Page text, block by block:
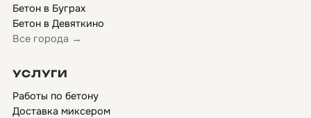
Бетон в Буграх
Бетон в Девяткино
Все города →
УСЛУГИ
Работы по бетону
Доставка миксером